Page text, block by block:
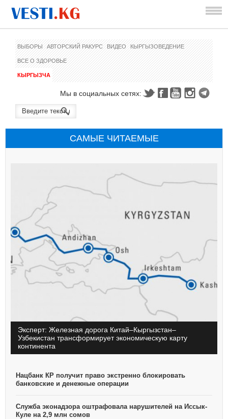
ВЫБОРЫ АВТОРСКИЙ РАКУРС ВИДЕО КЫРГЫЗОВЕДЕНИЕ
ВСЕ О ЗДОРОВЬЕ
КЫРГЫЗЧА
Мы в социальных сетях:
САМЫЕ ЧИТАЕМЫЕ
Эксперт: Железная дорога Китай–Кыргызстан–
Узбекистан трансформирует экономическую карту
континента
Нацбанк КР получит право экстренно блокировать
банковские и денежные операции
Служба эконадзора оштрафовала нарушителей на Иссык-
Куле на 2,9 млн сомов